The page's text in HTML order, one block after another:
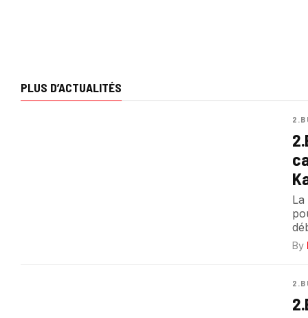
PLUS D’ACTUALITÉS
By